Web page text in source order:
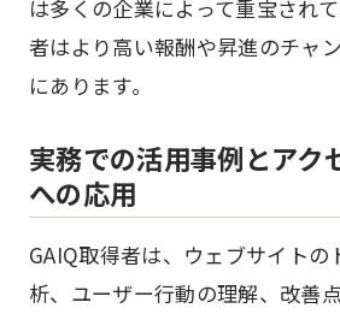
は多くの企業によって重宝され
者はより高い報酬や昇進のチャ
にあります。
実務での活用事例とアク
への応用
GAIQ取得者は、ウェブサイトの
析、ユーザー行動の理解、改善